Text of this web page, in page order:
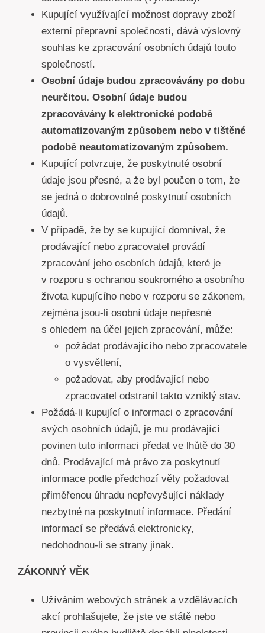
Kupující využívající možnost dopravy zboží
externí přepravní společností, dává výslovný
souhlas ke zpracování osobních údajů touto
společností.
Osobní údaje budou zpracovávány po dobu
neurčitou. Osobní údaje budou
zpracovávány k elektronické podobě
automatizovaným způsobem nebo v tištěné
podobě neautomatizovaným způsobem.
Kupující potvrzuje, že poskytnuté osobní
údaje jsou přesné, a že byl poučen o tom, že
se jedná o dobrovolné poskytnutí osobních
údajů.
V případě, že by se kupující domníval, že
prodávající nebo zpracovatel provádí
zpracování jeho osobních údajů, které je
v rozporu s ochranou soukromého a osobního
života kupujícího nebo v rozporu se zákonem,
zejména jsou-li osobní údaje nepřesné
s ohledem na účel jejich zpracování, může:
požádat prodávajícího nebo zpracovatele
o vysvětlení,
požadovat, aby prodávající nebo
zpracovatel odstranil takto vzniklý stav.
Požádá-li kupující o informaci o zpracování
svých osobních údajů, je mu prodávající
povinen tuto informaci předat ve lhůtě do 30
dnů. Prodávající má právo za poskytnutí
informace podle předchozí věty požadovat
přiměřenou úhradu nepřevyšující náklady
nezbytné na poskytnutí informace. Předání
informací se předává elektronicky,
nedohodnou-li se strany jinak.
ZÁKONNÝ VĚK
Užíváním webových stránek a vzdělávacích
akcí prohlašujete, že jste ve státě nebo